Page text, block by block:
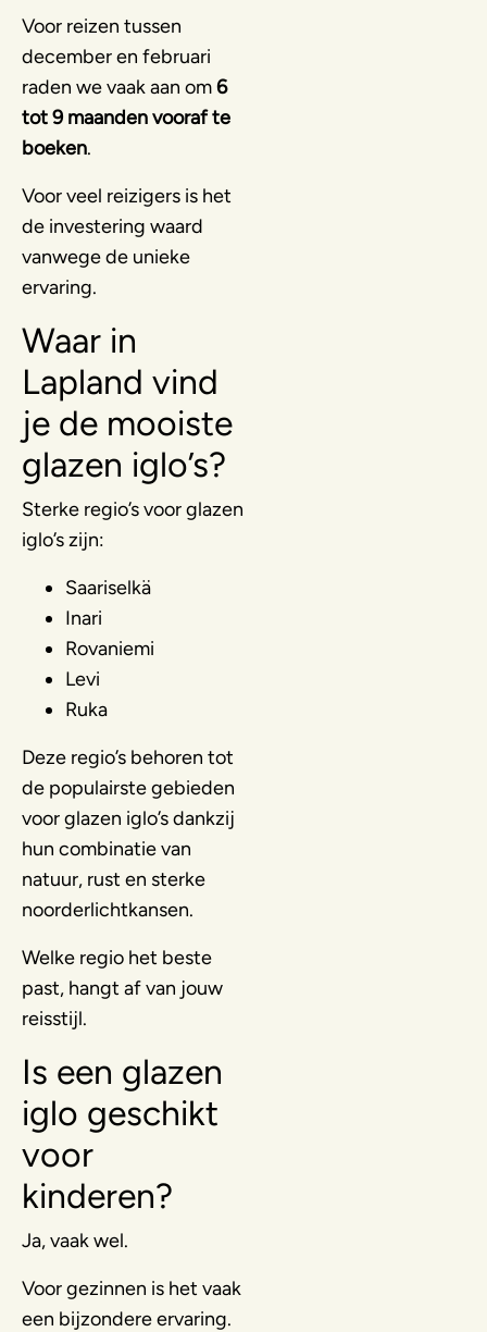
Voor reizen tussen
december en februari
raden we vaak aan om6
tot 9 maanden vooraf te
boeken.
Voor veel reizigers is het
de investering waard
vanwege de unieke
ervaring.
Waar in
Lapland vind
je de mooiste
glazen iglo’s?
Sterke regio’s voor glazen
iglo’s zijn:
Saariselkä
Inari
Rovaniemi
Levi
Ruka
Deze regio’s behoren tot
de populairste gebieden
voor glazen iglo’s dankzij
hun combinatie van
natuur, rust en sterke
noorderlichtkansen.
Welke regio het beste
past, hangt af van jouw
reisstijl.
Is een glazen
iglo geschikt
voor
kinderen?
Ja, vaak wel.
Voor gezinnen is het vaak
een bijzondere ervaring.